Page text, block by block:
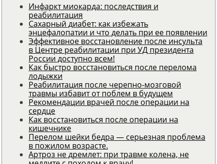
Инфаркт миокарда: последствия и
реабилитация
Сахарный диабет: как избежать
энцефалопатии и что делать при ее появлении
Эффективное восстановление после инсульта
в Центре реабилитации при УД президента
России доступно всем!
Как быстро восстановиться после перелома
лодыжки
Реабилитация после черепно-мозговой
травмы избавит от поблем в будущем
Рекомендации врачей после операции на
сердце
Как восстановиться после операции на
кишечнике
Перелом шейки бедра — серьезная проблема
в пожилом возрасте.
Артроз не дремлет: при травме колена, не